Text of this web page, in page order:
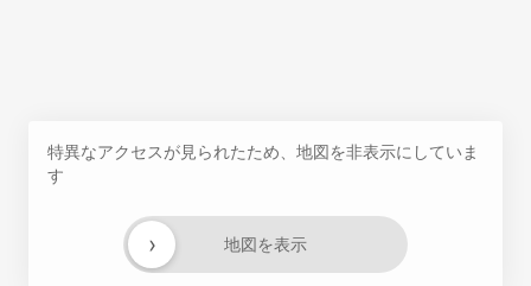
特異なアクセスが見られたため、地図を非表示にしていま
す
地図を表示
›